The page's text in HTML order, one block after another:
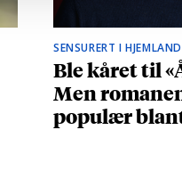
SENSURERT I
Ble kåret til
Men
populær